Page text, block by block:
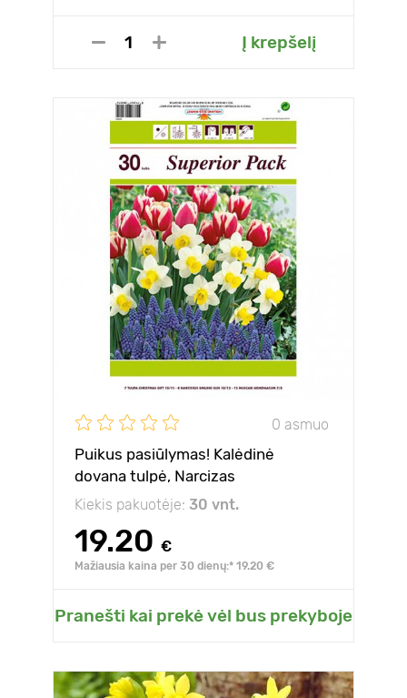
Į krepšelį
0 asmuo
Puikus pasiūlymas! Kalėdinė
dovana tulpė, Narcizas
besišypsanti saulė, Muscari
Kiekis pakuotėje: 30 vnt.
19.20 €
Mažiausia kaina per 30 dienų:* 19.20 €
Pranešti kai prekė vėl bus prekyboje